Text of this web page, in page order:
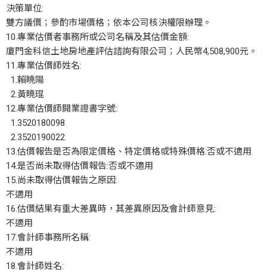
決策單位:
雙方議價；參酌市場價格；依本公司核決權限辦理。
10.專業估價者事務所或公司名稱及其估價金額:
廈門金科信土地房地產評估諮詢有限公司；人民幣4,508,900元。
11.專業估價師姓名:
1.賴曉陽
2.黃曉琨
12.專業估價師開業證書字號:
1.3520180098
2.3520190022
13.估價報告是否為限定價格、特定價格或特殊價格:否或不適用
14.是否尚未取得估價報告:否或不適用
15.尚未取得估價報告之原因:
不適用
16.估價結果有重大差異時，其差異原因及會計師意見:
不適用
17.會計師事務所名稱:
不適用
18.會計師姓名: